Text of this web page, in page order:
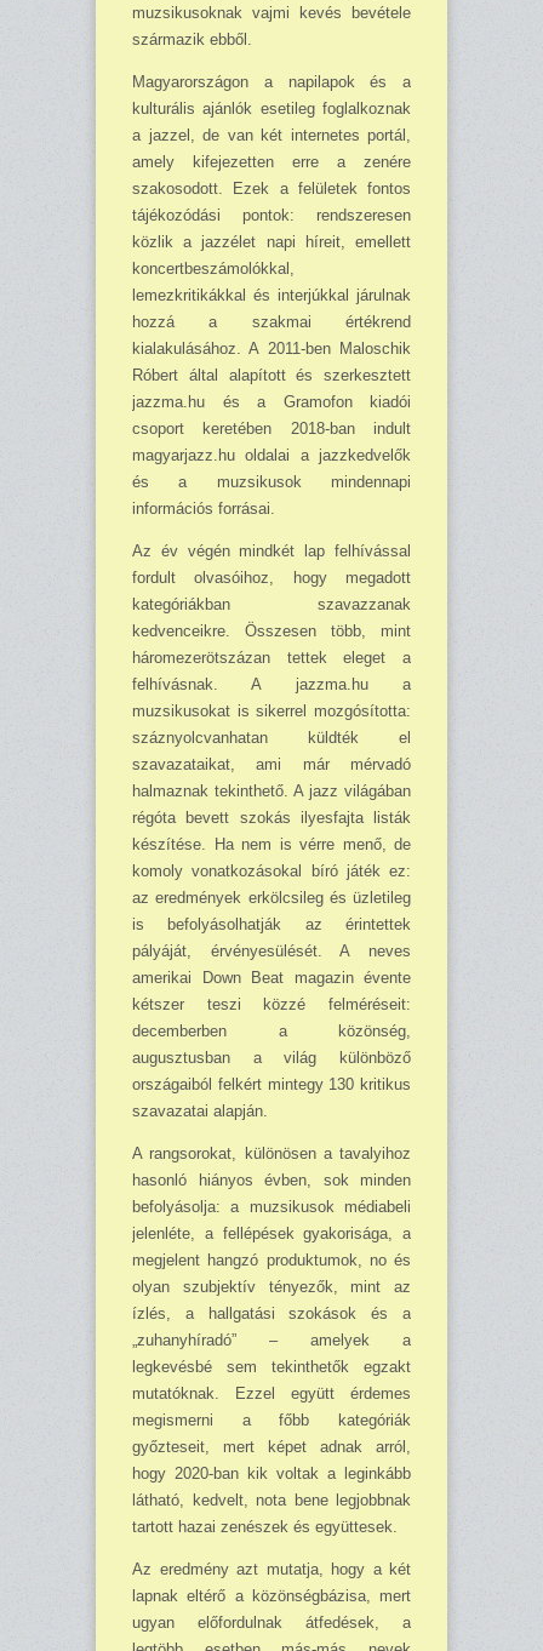
muzsikusoknak vajmi kevés bevétele
származik ebből.
Magyarországon a napilapok és a
kulturális ajánlók esetileg foglalkoznak
a jazzel, de van két internetes portál,
amely kifejezetten erre a zenére
szakosodott. Ezek a felületek fontos
tájékozódási pontok: rendszeresen
közlik a jazzélet napi híreit, emellett
koncertbeszámolókkal,
lemezkritikákkal és interjúkkal járulnak
hozzá a szakmai értékrend
kialakulásához. A 2011-ben Maloschik
Róbert által alapított és szerkesztett
jazzma.hu és a Gramofon kiadói
csoport keretében 2018-ban indult
magyarjazz.hu oldalai a jazzkedvelők
és a muzsikusok mindennapi
információs forrásai.
Az év végén mindkét lap felhívással
fordult olvasóihoz, hogy megadott
kategóriákban szavazzanak
kedvenceikre. Összesen több, mint
háromezerötszázan tettek eleget a
felhívásnak. A jazzma.hu a
muzsikusokat is sikerrel mozgósította:
száznyolcvanhatan küldték el
szavazataikat, ami már mérvadó
halmaznak tekinthető. A jazz világában
régóta bevett szokás ilyesfajta listák
készítése. Ha nem is vérre menő, de
komoly vonatkozásokal bíró játék ez:
az eredmények erkölcsileg és üzletileg
is befolyásolhatják az érintettek
pályáját, érvényesülését. A neves
amerikai Down Beat magazin évente
kétszer teszi közzé felméréseit:
decemberben a közönség,
augusztusban a világ különböző
országaiból felkért mintegy 130 kritikus
szavazatai alapján.
A rangsorokat, különösen a tavalyihoz
hasonló hiányos évben, sok minden
befolyásolja: a muzsikusok médiabeli
jelenléte, a fellépések gyakorisága, a
megjelent hangzó produktumok, no és
olyan szubjektív tényezők, mint az
ízlés, a hallgatási szokások és a
„zuhanyhíradó” – amelyek a
legkevésbé sem tekinthetők egzakt
mutatóknak. Ezzel együtt érdemes
megismerni a főbb kategóriák
győzteseit, mert képet adnak arról,
hogy 2020-ban kik voltak a leginkább
látható, kedvelt, nota bene legjobbnak
tartott hazai zenészek és együttesek.
Az eredmény azt mutatja, hogy a két
lapnak eltérő a közönségbázisa, mert
ugyan előfordulnak átfedések, a